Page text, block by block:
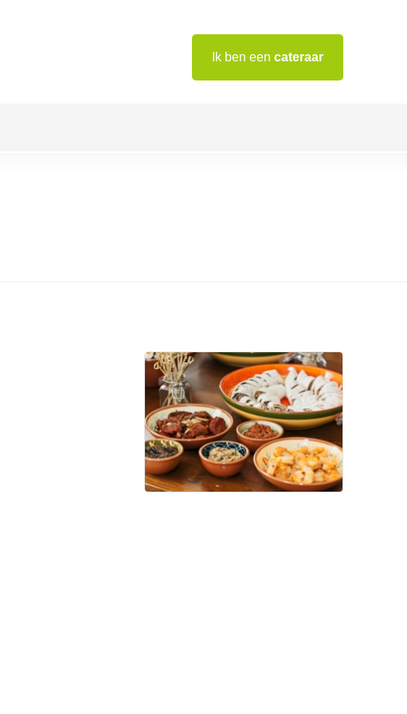
Ik ben een cateraar